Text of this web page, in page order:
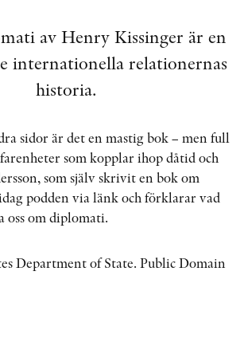
VIDEOGALLERI
ÖVRIGA FORMAT
PRESSKONTAKT
PEER REVIEW-PROCESSEN
av Henry Kissinger är en
internationella relationernas
historia.
sidor är det en mastig bok – men full
som kopplar ihop dåtid och
som själv skrivit en bok om
podden via länk och förklarar vad
oss om diplomati.
Department of State. Public Domain